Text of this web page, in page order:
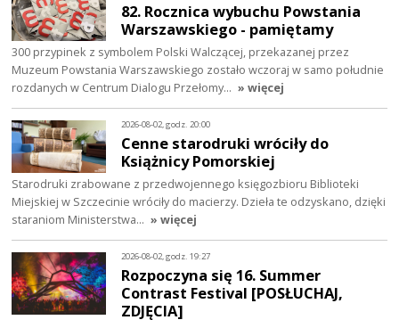
82. Rocznica wybuchu Powstania
Warszawskiego - pamiętamy
300 przypinek z symbolem Polski Walczącej, przekazanej przez
Muzeum Powstania Warszawskiego zostało wczoraj w samo południe
rozdanych w Centrum Dialogu Przełomy… » więcej
2026-08-02, godz. 20:00
Cenne starodruki wróciły do
Książnicy Pomorskiej
Starodruki zrabowane z przedwojennego księgozbioru Biblioteki
Miejskiej w Szczecinie wróciły do macierzy. Dzieła te odzyskano, dzięki
staraniom Ministerstwa… » więcej
2026-08-02, godz. 19:27
Rozpoczyna się 16. Summer
Contrast Festival [POSŁUCHAJ,
ZDJĘCIA]